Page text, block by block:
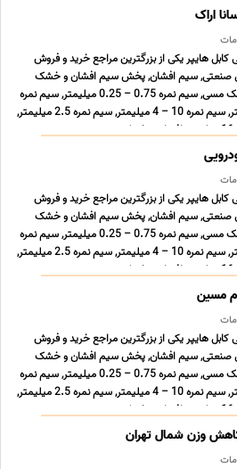
اراک
کابل هایپر یکی از بزرگترین مراجع خرید و فروش
صنعتی, سیم افشان, پخش سیم افشان و خشک
مسی, سیم خشک مسی, سیم نمره 0.75 – 0.25 میلیمتر, سیم نمره
1.5 – 1 میلیمتر, سیم نمره 10 – 4 میلیمتر, سیم نمره 2.5 میلیمتر,
کابل هایپر یکی از بزرگترین مراجع خرید و فروش
صنعتی, سیم افشان, پخش سیم افشان و خشک
مسی, سیم خشک مسی, سیم نمره 0.75 – 0.25 میلیمتر, سیم نمره
1.5 – 1 میلیمتر, سیم نمره 10 – 4 میلیمتر, سیم نمره 2.5 میلیمتر,
مسین
کابل هایپر یکی از بزرگترین مراجع خرید و فروش
صنعتی, سیم افشان, پخش سیم افشان و خشک
مسی, سیم خشک مسی, سیم نمره 0.75 – 0.25 میلیمتر, سیم نمره
1.5 – 1 میلیمتر, سیم نمره 10 – 4 میلیمتر, سیم نمره 2.5 میلیمتر,
وزن شمال تهران